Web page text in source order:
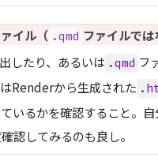
イル（ .qmd ファイルでは
したり、あるいは .qmd フ
Renderから生成された
いるかを確認すること。
認してみるのも良し。